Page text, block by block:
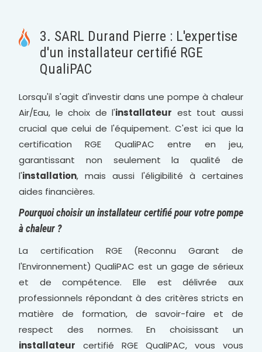
3. SARL Durand Pierre : L'expertise
d'un installateur certifié RGE
QualiPAC
Lorsqu'il s'agit d'investir dans une pompe à chaleur
Air/Eau, le choix de l'installateur est tout aussi
crucial que celui de l'équipement. C'est ici que la
certification RGE QualiPAC entre en jeu,
garantissant non seulement la qualité de
l'installation, mais aussi l'éligibilité à certaines
aides financières.
Pourquoi choisir un installateur certifié pour votre pompe
à chaleur ?
La certification RGE (Reconnu Garant de
l'Environnement) QualiPAC est un gage de sérieux
et de compétence. Elle est délivrée aux
professionnels répondant à des critères stricts en
matière de formation, de savoir-faire et de
respect des normes. En choisissant un
installateur certifié RGE QualiPAC, vous vous